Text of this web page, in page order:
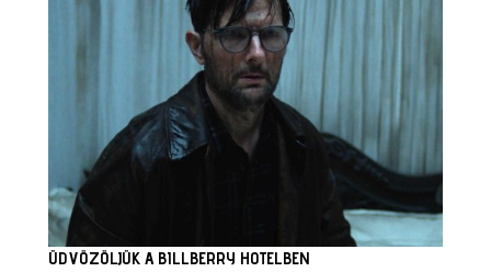
ÜDVÖZÖLJÜK A BILLBERRY HOTELBEN